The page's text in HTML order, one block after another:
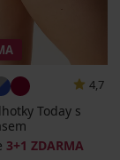
4,7
Today s
3+1 ZDARMA